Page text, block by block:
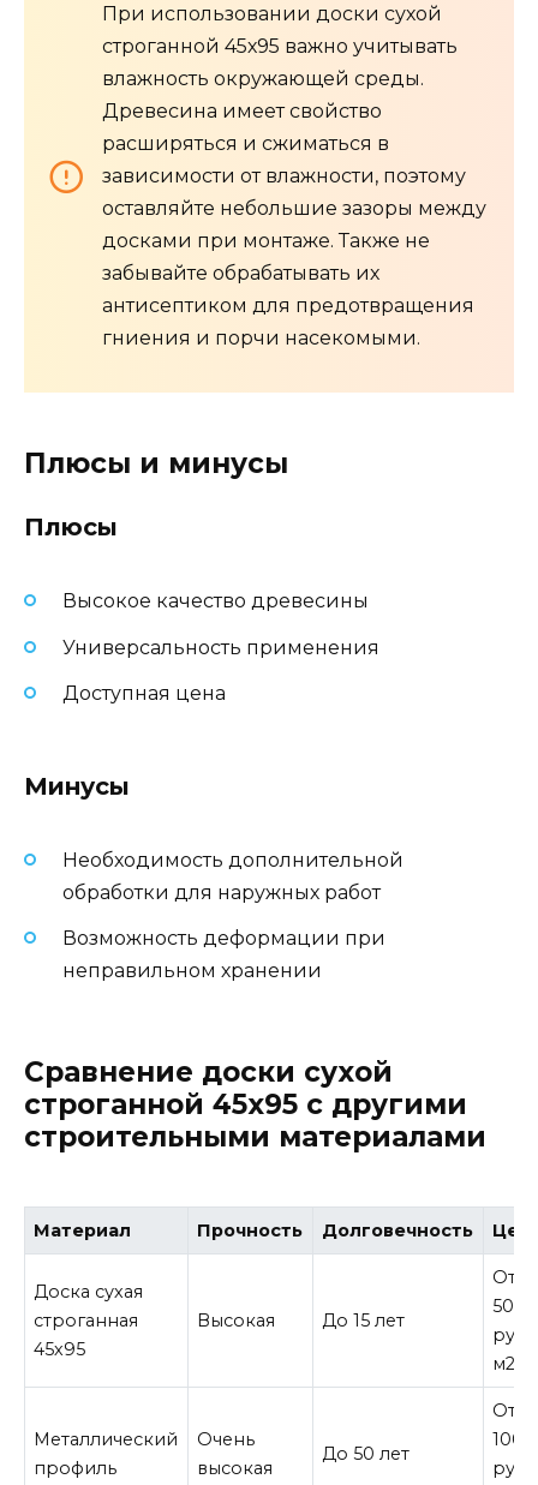
При использовании доски сухой
строганной 45х95 важно учитывать
влажность окружающей среды.
Древесина имеет свойство
расширяться и сжиматься в
зависимости от влажности, поэтому
оставляйте небольшие зазоры между
досками при монтаже. Также не
забывайте обрабатывать их
антисептиком для предотвращения
гниения и порчи насекомыми.
Плюсы и минусы
Плюсы
Высокое качество древесины
Универсальность применения
Доступная цена
Минусы
Необходимость дополнительной
обработки для наружных работ
Возможность деформации при
неправильном хранении
Сравнение доски сухой
строганной 45х95 с другими
строительными материалами
Материал Прочность Долговечность
Доска сухая
строганная
45х95
Высокая До 15 лет
От
500
руб/
м2
Металлический
профиль
Очень
высокая
До 50 лет
От
1000
руб/